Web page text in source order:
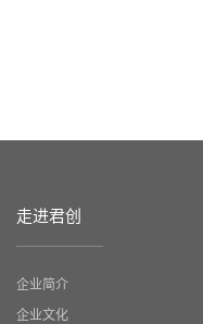
走进君创
企业简介
企业文化